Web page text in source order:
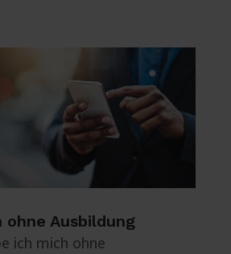
ohne Ausbildung
ich mich ohne